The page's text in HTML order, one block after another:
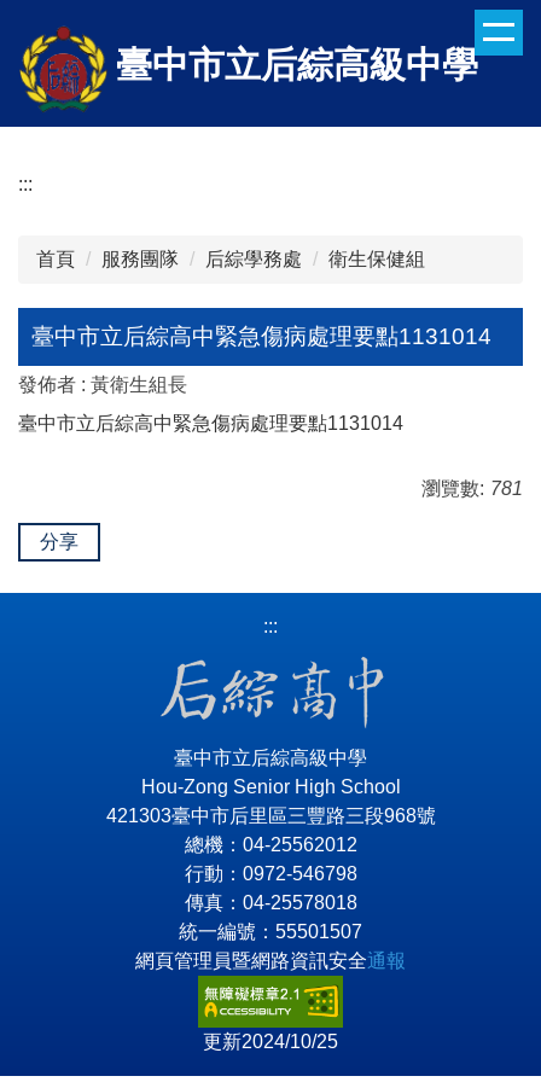
到
主
區
臺中市立后綜高級中學
:::
首頁 服務團隊 后綜學務處 衛生保健組
臺中市立后綜高中緊急傷病處理要點1131014
發佈者 : 黃衛生組長
臺中市立后綜高中緊急傷病處理要點1131014
瀏覽數: 781
分享
:::
臺中市立后綜高級中學
Hou-Zong Senior High School
421303臺中市后里區三豐路三段968號
總機：04-25562012
行動：0972-546798
傳真：04-25578018
統一編號：55501507
網頁管理員暨網路資訊安全通報
更新2024/10/25